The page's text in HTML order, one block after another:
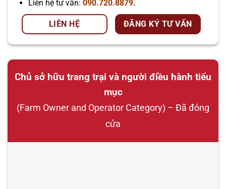
Liên hệ tư vấn: 090.720.8879.
LIÊN HỆ ĐĂNG KÝ TƯ VẤN
Chủ sở hữu trang trại và người điều hành tiểu
mục
(Farm Owner and Operator Category) – Đã đóng
cửa